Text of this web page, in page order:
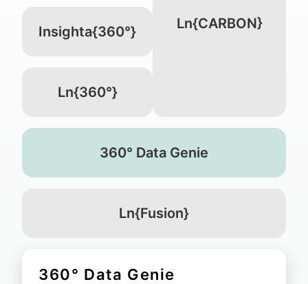
Insighta{360°}
Ln{360°}
Ln{CARBON}
360° Data Genie
Ln{Fusion}
360° Data Genie